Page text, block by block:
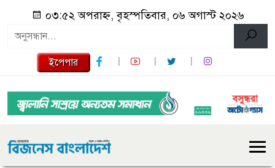
০৩:৫২ অপরাহ্ন, বৃহস্পতিবার, ০৬ অগাস্ট ২০২৬
ইপেপার